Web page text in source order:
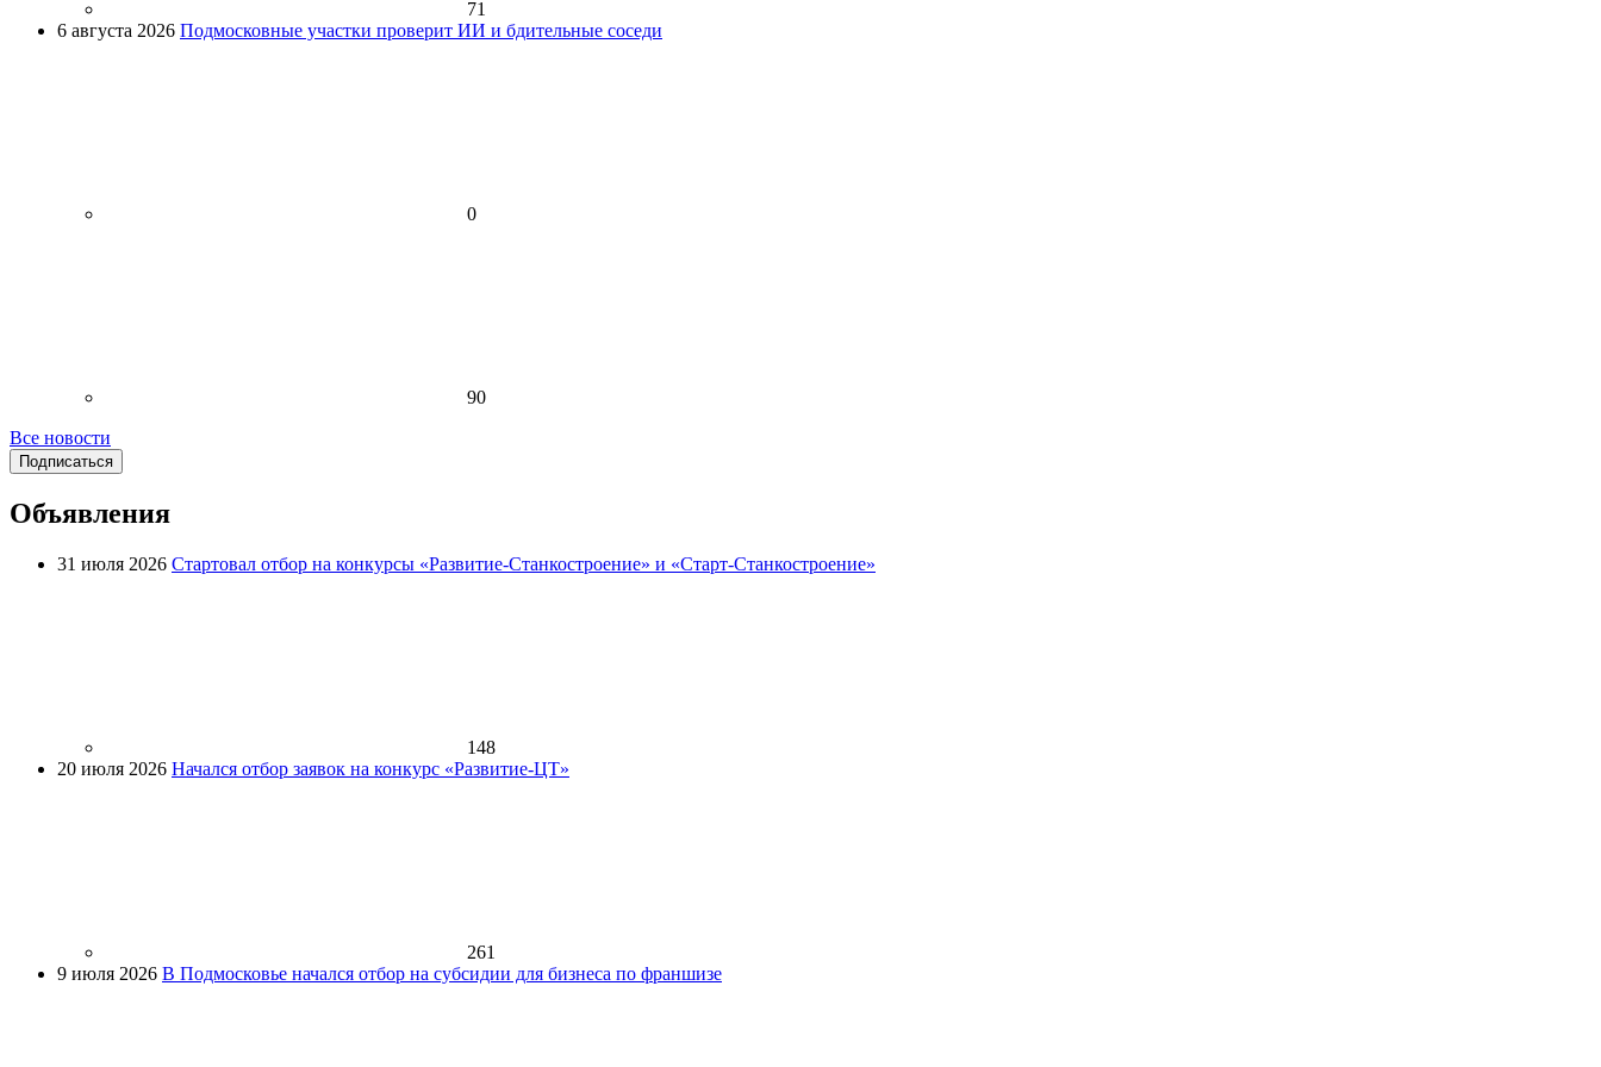
71
6 августа 2026 Подмосковные участки проверит ИИ и бдительные соседи
0
90
Все новости
Подписаться
Объявления
31 июля 2026 Стартовал отбор на конкурсы «Развитие-Станкостроение» и «Старт-Станкостроение»
148
20 июля 2026 Начался отбор заявок на конкурс «Развитие-ЦТ»
261
9 июля 2026 В Подмосковье начался отбор на субсидии для бизнеса по франшизе